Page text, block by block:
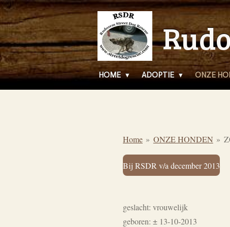
Ga
direct
naar
de
hoofdinhoud
HOME ADOPTIE ONZE
Home » ONZE HONDEN »
Bij RSDR v/a december 2013
geslacht: vrouwelijk
geboren: ± 13-10-2013